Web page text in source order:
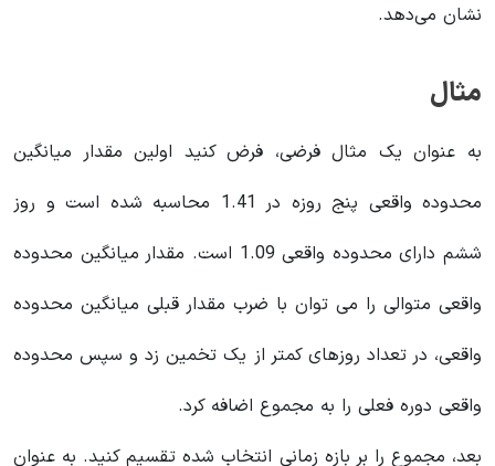
نشان می‌دهد.
مثال
به عنوان یک مثال فرضی، فرض کنید اولین مقدار میانگین
محدوده واقعی پنج روزه در 1.41 محاسبه شده است و روز
ششم دارای محدوده واقعی 1.09 است. مقدار میانگین محدوده
واقعی متوالی را می توان با ضرب مقدار قبلی میانگین محدوده
واقعی، در تعداد روزهای کمتر از یک تخمین زد و سپس محدوده
واقعی دوره فعلی را به مجموع اضافه کرد.
بعد، مجموع را بر بازه زمانی انتخاب شده تقسیم کنید. به عنوان